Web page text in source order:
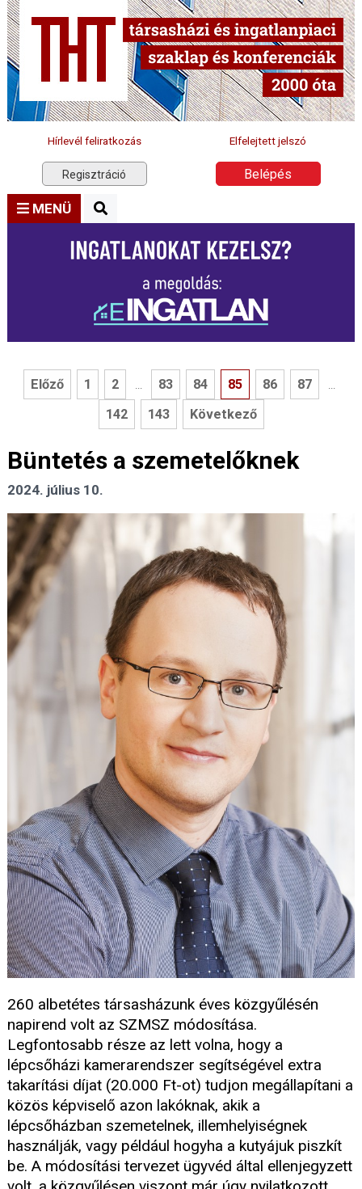
Hírlevél feliratkozás Elfelejtett jelszó
Regisztráció Belépés
MENÜ
Előző 1 2 ... 83 84 85 86 87 ...
142 143 Következő
Büntetés a szemetelőknek
2024. július 10.
260 albetétes társasházunk éves közgyűlésén
napirend volt az SZMSZ módosítása.
Legfontosabb része az lett volna, hogy a
lépcsőházi kamerarendszer segítségével extra
takarítási díjat (20.000 Ft-ot) tudjon megállapítani a
közös képviselő azon lakóknak, akik a
lépcsőházban szemetelnek, illemhelyiségnek
használják, vagy például hogyha a kutyájuk piszkít
be. A módosítási tervezet ügyvéd által ellenjegyzett